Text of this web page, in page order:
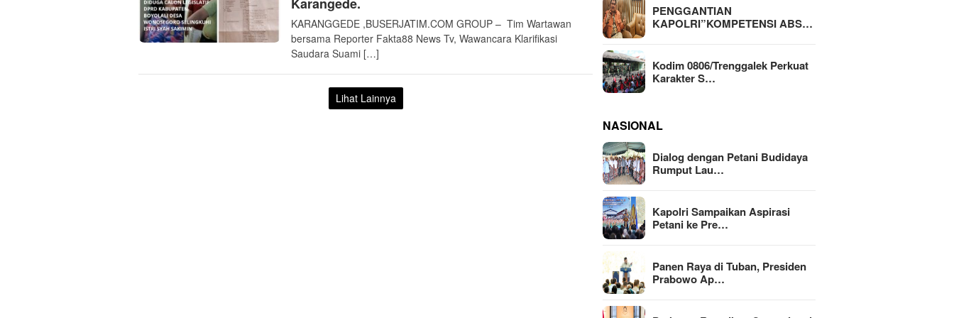
KARANGGEDE ,BUSERJATIM.COM GROUP – Tim Wartawan
bersama Reporter Fakta88 News Tv, Wawancara Klarifikasi
Saudara Suami […]
Lihat Lainnya
PENGGANTIAN
KAPOLRI”KOMPETENSI ABS…
Kodim 0806/Trenggalek Perkuat
Karakter S…
NASIONAL
Dialog dengan Petani Budidaya
Rumput Lau…
Kapolri Sampaikan Aspirasi
Petani ke Pre…
Panen Raya di Tuban, Presiden
Prabowo Ap…